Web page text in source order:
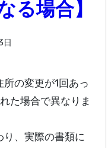
る場合】
日
た場合で異なりま
り、実際の書類に